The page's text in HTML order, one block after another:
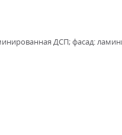
ДСП; фасад: